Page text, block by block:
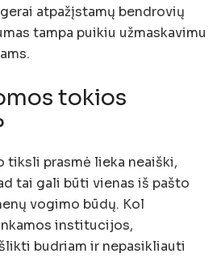
atpažįstamų bendrovių
tampa puikiu užmaskavimu
tokios
tiksli prasmė lieka neaiški,
tai gali būti vienas iš pašto
vogimo būdų. Kol
institucijos,
budriam ir nepasikliauti